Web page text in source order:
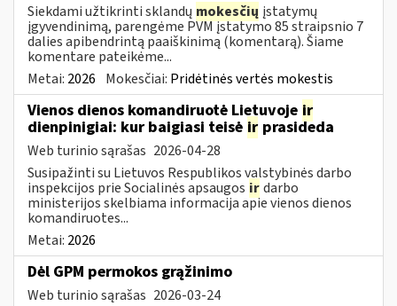
Siekdami užtikrinti sklandų mokesčių įstatymų
įgyvendinimą, parengėme PVM įstatymo 85 straipsnio 7
dalies apibendrintą paaiškinimą (komentarą). Šiame
komentare pateikėme...
Metai: 2026 Mokesčiai: Pridėtinės vertės mokestis
Vienos dienos komandiruotė Lietuvoje ir
dienpinigiai: kur baigiasi teisė ir prasideda
Web turinio sąrašas 2026-04-28
Susipažinti su Lietuvos Respublikos valstybinės darbo
inspekcijos prie Socialinės apsaugos irdarbo
ministerijos skelbiama informacija apie vienos dienos
komandiruotes...
Metai: 2026
Dėl GPM permokos grąžinimo
Web turinio sąrašas 2026-03-24